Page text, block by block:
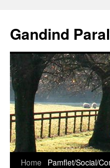
Gandind
Sari
Home Pamflet/Social/